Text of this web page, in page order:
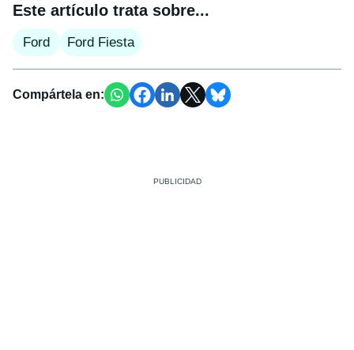
Este artículo trata sobre...
Ford Ford Fiesta
Compártela en: